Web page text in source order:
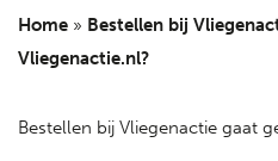
Home » Bestellen bij
Vliegenactie.nl?
Bestellen bij Vliegenactie gaat